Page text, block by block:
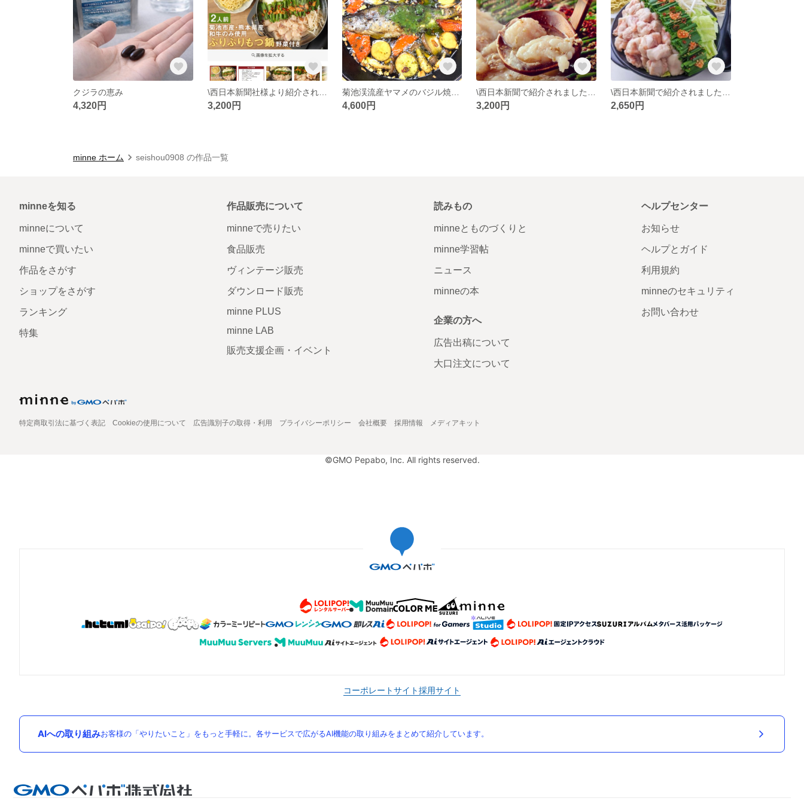
クジラの恵み
4,320円
\西日本新聞社様より紹介されました/九州グランプリ受賞熊本県産和牛のみ使用ぷりぷりモツ鍋！野菜付き！2人前【送料無料】
3,200円
菊池渓流産ヤマメのバジル焼(キャンプ飯、BBQに)
4,600円 3,200円 2,650円
minne ホーム seishou0908 の作品一覧
minneを知る
minneについて
minneで買いたい
作品をさがす
ショップをさがす
ランキング
特集
作品販売について
minneで売りたい
食品販売
ヴィンテージ販売
ダウンロード販売
minne PLUS
minne LAB
販売支援企画・イベント
読みもの
minneとものづくりと
minne学習帖
ニュース
minneの本
企業の方へ
広告出稿について
大口注文について
ヘルプセンター
お知らせ
ヘルプとガイド
利用規約
minneのセキュリティ
お問い合わせ
特定商取引法に基づく表記 Cookieの使用について 広告識別子の取得・利用 プライバシーポリシー 会社概要 採用情報 メディアキット
©GMO Pepabo, Inc. All rights reserved.
コーポレートサイト採用サイト
AIへの取り組みお客様の「やりたいこと」をもっと手軽に。各サービスで広がるAI機能の取り組みをまとめて紹介しています。